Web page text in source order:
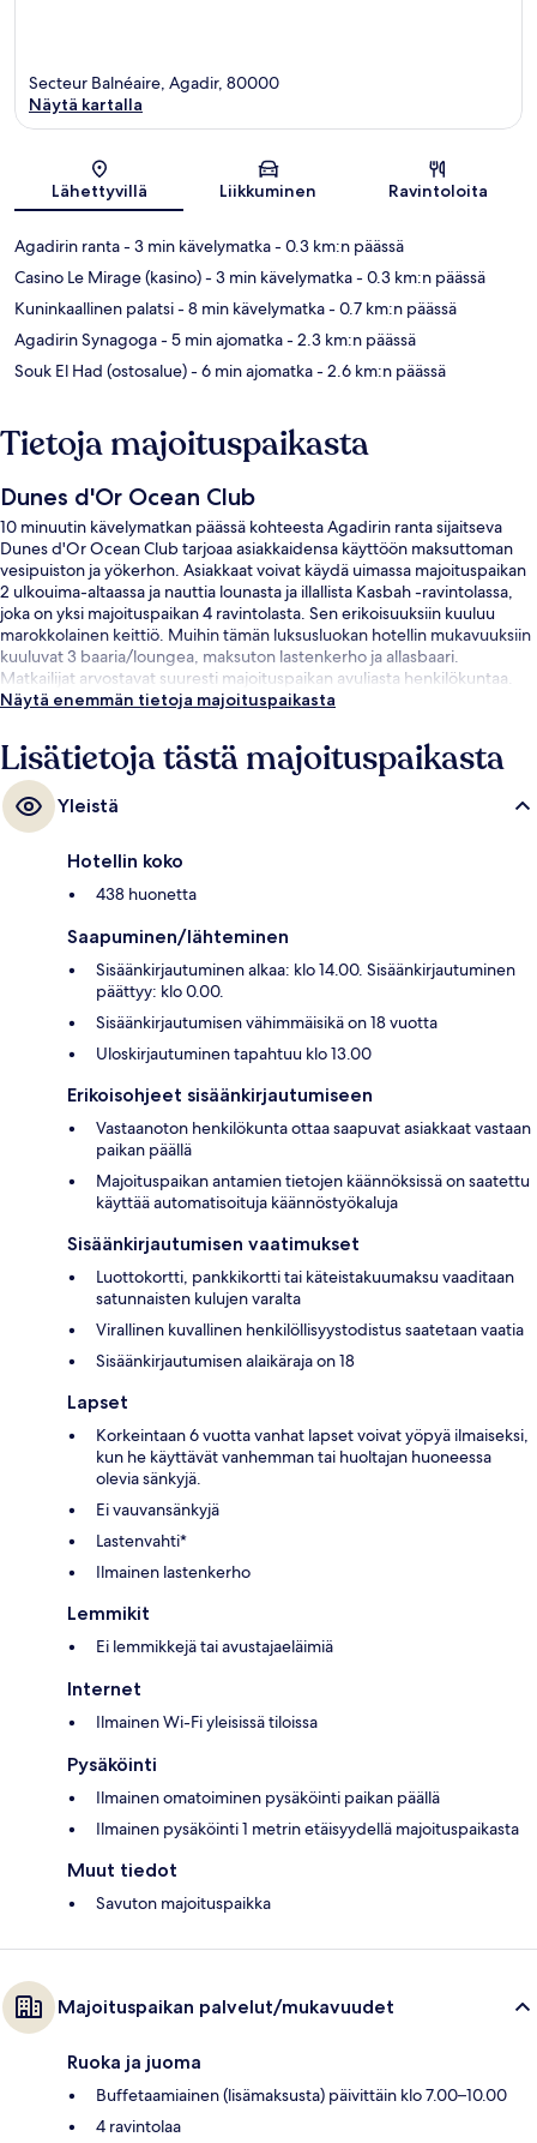
Kartta
Secteur Balnéaire, Agadir, 80000
Näytä kartalla
Lähettyvillä Liikkuminen Ravintoloita
Agadirin ranta- 3 min kävelymatka- 0.3 km:n päässä
Casino Le Mirage (kasino)- 3 min kävelymatka- 0.3 km:n päässä
Kuninkaallinen palatsi- 8 min kävelymatka- 0.7 km:n päässä
Agadirin Synagoga- 5 min ajomatka- 2.3 km:n päässä
Souk El Had (ostosalue)- 6 min ajomatka- 2.6 km:n päässä
Tietoja majoituspaikasta
Dunes d'Or Ocean Club
10 minuutin kävelymatkan päässä kohteesta Agadirin ranta sijaitseva
Dunes d'Or Ocean Club tarjoaa asiakkaidensa käyttöön maksuttoman
vesipuiston ja yökerhon. Asiakkaat voivat käydä uimassa majoituspaikan
2 ulkouima-altaassa ja nauttia lounasta ja illallista Kasbah -ravintolassa,
joka on yksi majoituspaikan 4 ravintolasta. Sen erikoisuuksiin kuuluu
marokkolainen keittiö. Muihin tämän luksusluokan hotellin mukavuuksiin
kuuluvat 3 baaria/loungea, maksuton lastenkerho ja allasbaari.
Matkailijat arvostavat suuresti majoituspaikan avuliasta henkilökuntaa.
Näytä enemmän tietoja majoituspaikasta
Lisätietoja tästä majoituspaikasta
Yleistä
Hotellin koko
438 huonetta
Saapuminen/lähteminen
Sisäänkirjautuminen alkaa: klo 14.00. Sisäänkirjautuminen
päättyy: klo 0.00.
Sisäänkirjautumisen vähimmäisikä on 18 vuotta
Uloskirjautuminen tapahtuu klo 13.00
Erikoisohjeet sisäänkirjautumiseen
Vastaanoton henkilökunta ottaa saapuvat asiakkaat vastaan
paikan päällä
Majoituspaikan antamien tietojen käännöksissä on saatettu
käyttää automatisoituja käännöstyökaluja
Sisäänkirjautumisen vaatimukset
Luottokortti, pankkikortti tai käteistakuumaksu vaaditaan
satunnaisten kulujen varalta
Virallinen kuvallinen henkilöllisyystodistus saatetaan vaatia
Sisäänkirjautumisen alaikäraja on 18
Lapset
Korkeintaan 6 vuotta vanhat lapset voivat yöpyä ilmaiseksi,
kun he käyttävät vanhemman tai huoltajan huoneessa
olevia sänkyjä.
Ei vauvansänkyjä
Lastenvahti*
Ilmainen lastenkerho
Lemmikit
Ei lemmikkejä tai avustajaeläimiä
Internet
Ilmainen Wi-Fi yleisissä tiloissa
Pysäköinti
Ilmainen omatoiminen pysäköinti paikan päällä
Ilmainen pysäköinti 1 metrin etäisyydellä majoituspaikasta
Muut tiedot
Savuton majoituspaikka
Majoituspaikan palvelut/mukavuudet
Ruoka ja juoma
Buffetaamiainen (lisämaksusta) päivittäin klo 7.00–10.00
4 ravintolaa